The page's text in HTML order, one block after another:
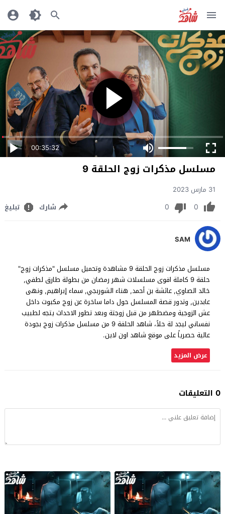
00:35:32
مسلسل مذكرات زوج الحلقة 9
31 مارس 2023
0
0 شارك تبليغ
SAM
مسلسل مذكرات زوج الحلقة 9 مشاهدة وتحميل مسلسل "مذكرات زوج"
حلقة 9 كاملة اقوى مسلسلات شهر رمضان من بطولة طارق لطفي,
خالد الصاوي, عائشة بن أحمد, هناء الشوربجي, سماء إبراهيم, ونهى
عابدين, وتدور قصة المسلسل حول داما ساخرة عن زوج مكبوت داخل
عش الزوجية ومضطهر من قبل زوجتة وبعد تطور الاحداث يتجه لطبيب
نفساني ليجد لة حلاً، شاهد الحلقة 9 من مسلسل مذكرات زوج بجودة
عالية حصرياً على موقع شاهد اون لاين.
عرض المزيد
0 التعليقات